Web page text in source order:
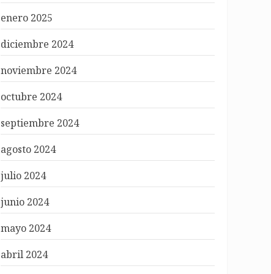
enero 2025
diciembre 2024
noviembre 2024
octubre 2024
septiembre 2024
agosto 2024
julio 2024
junio 2024
mayo 2024
abril 2024